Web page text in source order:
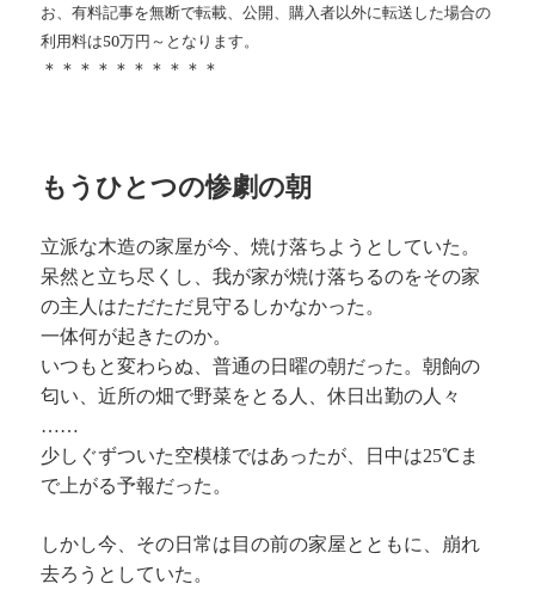
お、有料記事を無断で転載、公開、購入者以外に転送した場合の
利用料は50万円～となります。
＊＊＊＊＊＊＊＊＊＊
もうひとつの惨劇の朝
立派な木造の家屋が今、焼け落ちようとしていた。
呆然と立ち尽くし、我が家が焼け落ちるのをその家
の主人はただただ見守るしかなかった。
一体何が起きたのか。
いつもと変わらぬ、普通の日曜の朝だった。朝餉の
匂い、近所の畑で野菜をとる人、休日出勤の人々
……
少しぐずついた空模様ではあったが、日中は25℃ま
で上がる予報だった。
しかし今、その日常は目の前の家屋とともに、崩れ
去ろうとしていた。